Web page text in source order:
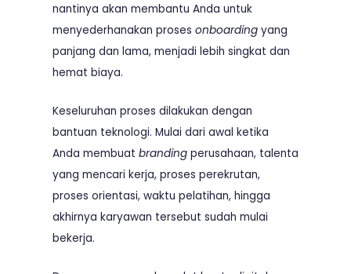
nantinya akan membantu Anda untuk
menyederhanakan proses onboarding yang
panjang dan lama, menjadi lebih singkat dan
hemat biaya.
Keseluruhan proses dilakukan dengan
bantuan teknologi. Mulai dari awal ketika
Anda membuat branding perusahaan, talenta
yang mencari kerja, proses perekrutan,
proses orientasi, waktu pelatihan, hingga
akhirnya karyawan tersebut sudah mulai
bekerja.